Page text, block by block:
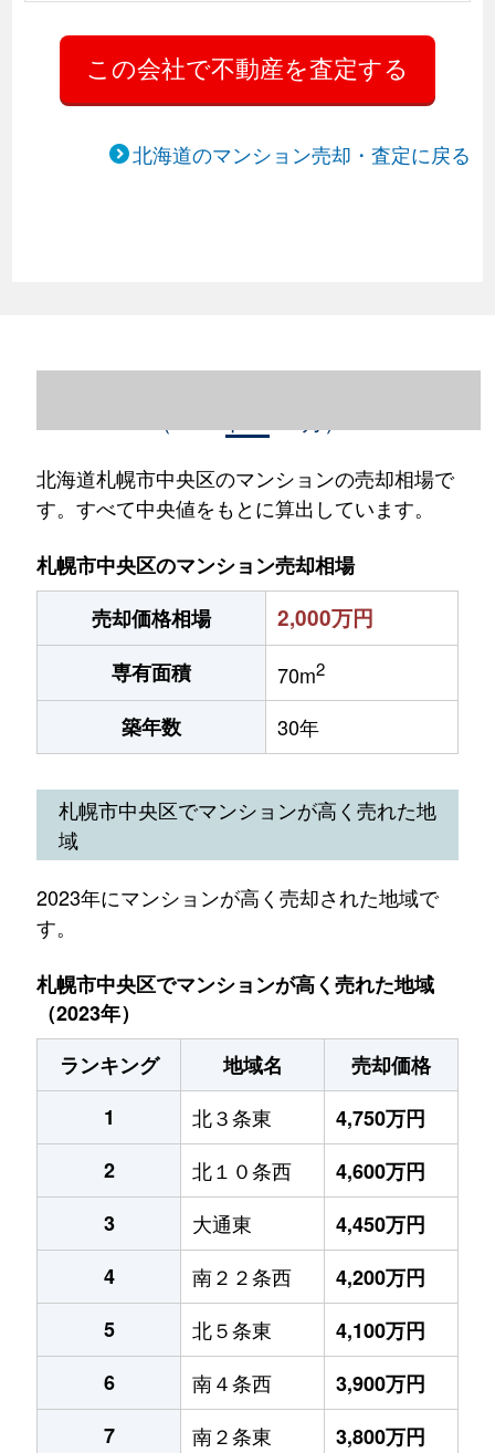
北海道のマンション売却・査定に戻る
北海道札幌市中央区のマンションの売却相場で
す。すべて中央値をもとに算出しています。
札幌市中央区のマンション売却相場
売却価格相場
2,000万円
専有面積 70m2
築年数 30年
札幌市中央区でマンションが高く売れた地
域
2023年にマンションが高く売却された地域で
す。
札幌市中央区でマンションが高く売れた地域
（2023年）
ランキング
地域名
売却価格
1
北３条東
4,750万円
2
北１０条西
4,600万円
3
大通東
4,450万円
4
南２２条西
4,200万円
5
北５条東
4,100万円
6
南４条西
3,900万円
7
南２条東 3,800万円